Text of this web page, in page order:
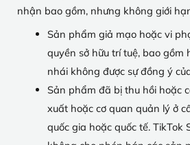
nhận bao gồm, nhưng không giới
Sản phẩm giả mạo hoặc vi
quyền sở hữu trí tuệ, bao gồm
nhái không được sự đồng ý
Sản phẩm đã bị thu hồi hoặc
xuất hoặc cơ quan quản lý ở
quốc gia hoặc quốc tế. TikTok